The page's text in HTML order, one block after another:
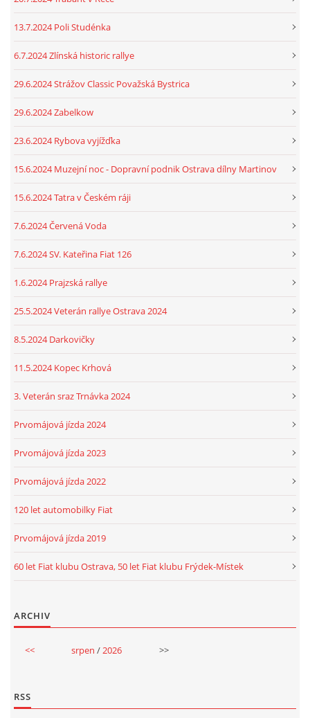
13.7.2024 Poli Studénka
6.7.2024 Zlínská historic rallye
29.6.2024 Strážov Classic Považská Bystrica
29.6.2024 Zabelkow
23.6.2024 Rybova vyjížďka
15.6.2024 Muzejní noc - Dopravní podnik Ostrava dílny Martinov
15.6.2024 Tatra v Českém ráji
7.6.2024 Červená Voda
7.6.2024 SV. Kateřina Fiat 126
1.6.2024 Prajzská rallye
25.5.2024 Veterán rallye Ostrava 2024
8.5.2024 Darkovičky
11.5.2024 Kopec Krhová
3. Veterán sraz Trnávka 2024
Prvomájová jízda 2024
Prvomájová jízda 2023
Prvomájová jízda 2022
120 let automobilky Fiat
Prvomájová jízda 2019
60 let Fiat klubu Ostrava, 50 let Fiat klubu Frýdek-Místek
ARCHIV
<< srpen /2026 >>
RSS